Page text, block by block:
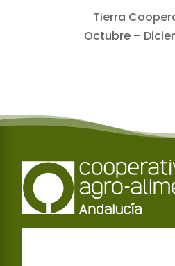
Tierra
Octubre –